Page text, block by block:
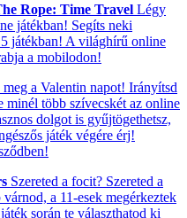
Rope: Time Travel Légy
játékban! Segíts neki
játékban! A világhírű online
a mobilodon!
a Valentin napot! Irányítsd
minél több szívecskét az online
dolgot is gyűjtögethetsz,
játék végére érj!
Szereted a focit? Szereted a
a 11-esek megérkeztek
során te választhatod ki